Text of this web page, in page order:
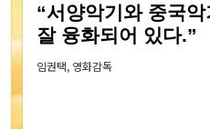
“서양악기와 중국악
잘 융화되어 있다.”
임권택, 영화감독